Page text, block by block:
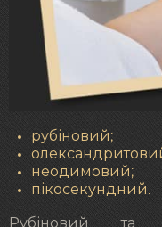
рубіновий;
неодимовий;
пікосекундний.
Рубіновий та